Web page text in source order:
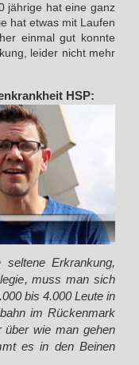
jährige hat eine ganz
hat etwas mit Laufen
einmal gut konnte
leider nicht mehr
HSP:
Erkrankung,
muss man sich
bis 4.000 Leute in
im Rückenmark
über wie man gehen
es in den Beinen